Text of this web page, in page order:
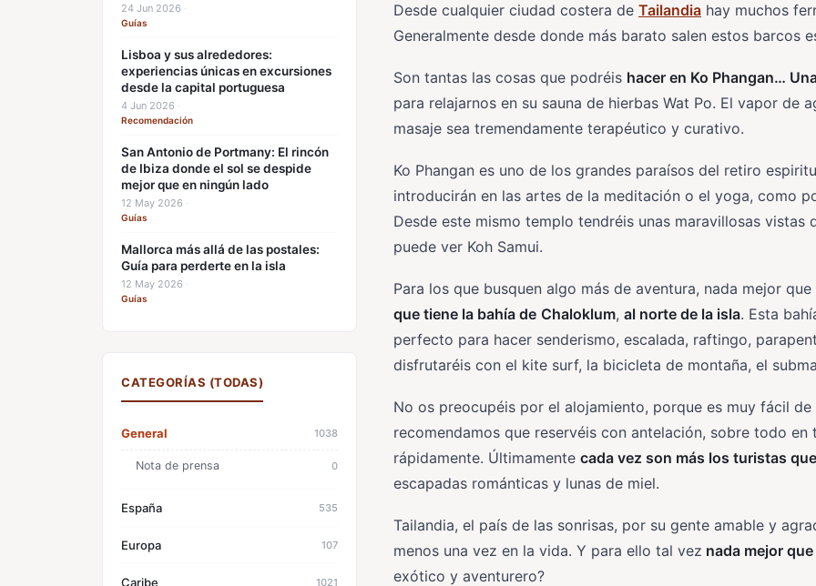
24 Jun 2026 ·
Guías
Lisboa y sus alrededores:
experiencias únicas en excursiones
desde la capital portuguesa
4 Jun 2026 ·
Recomendación
San Antonio de Portmany: El rincón
de Ibiza donde el sol se despide
mejor que en ningún lado
12 May 2026 ·
Guías
Mallorca más allá de las postales:
Guía para perderte en la isla
12 May 2026 ·
Guías
CATEGORÍAS (TODAS)
General 1038
Nota de prensa 0
España 535
Europa 107
Caribe 1021
Desde cualquier ciudad costera de Tailandia hay muchos
Generalmente desde donde más barato salen estos barcos
Son tantas las cosas que podréis hacer en Ko Phangan…
para relajarnos en su sauna de hierbas Wat Po. El vapor de
masaje sea tremendamente terapéutico y curativo.
Ko Phangan es uno de los grandes paraísos del retiro
introducirán en las artes de la meditación o el yoga, como
Desde este mismo templo tendréis unas maravillosas
puede ver Koh Samui.
Para los que busquen algo más de aventura, nada mejor
que tiene la bahía de Chaloklum, al norte de la isla. Esta
perfecto para hacer senderismo, escalada, raftingo,
disfrutaréis con el kite surf, la bicicleta de montaña, el
No os preocupéis por el alojamiento, porque es muy fácil
recomendamos que reservéis con antelación, sobre todo
rápidamente. Últimamente cada vez son más los turistas
escapadas románticas y lunas de miel.
Tailandia, el país de las sonrisas, por su gente amable y
menos una vez en la vida. Y para ello tal vez nada mejor
exótico y aventurero?